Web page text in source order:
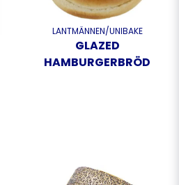
LANTMÄNNEN/UNIBAKE
GLAZED
HAMBURGERBRÖD